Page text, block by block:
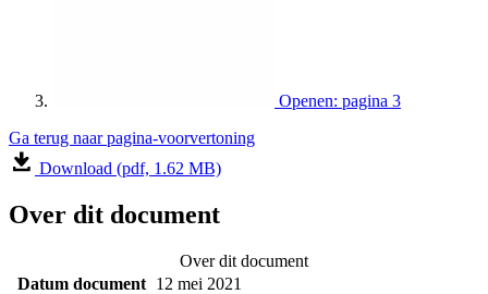
Openen: pagina 3
Ga terug naar pagina-voorvertoning
Download (pdf, 1.62 MB)
Over dit document
Over dit document
Datum document 12 mei 2021